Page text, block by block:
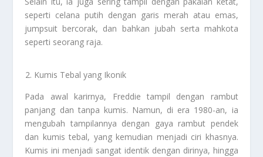
seperti celana putih dengan garis merah atau emas,
jumpsuit bercorak, dan bahkan jubah serta mahkota
seperti seorang raja.
Kumis Tebal yang Ikonik
Pada awal karirnya, Freddie tampil dengan rambut
panjang dan tanpa kumis. Namun, di era 1980-an, ia
mengubah tampilannya dengan gaya rambut pendek
dan kumis tebal, yang kemudian menjadi ciri khasnya.
Kumis ini menjadi sangat identik dengan dirinya, hingga